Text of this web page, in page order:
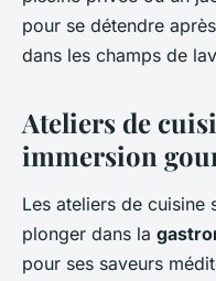
pour se détendre
dans les champs de
Ateliers de
immersion
Les ateliers de cuisine
plonger dans la
pour ses saveurs